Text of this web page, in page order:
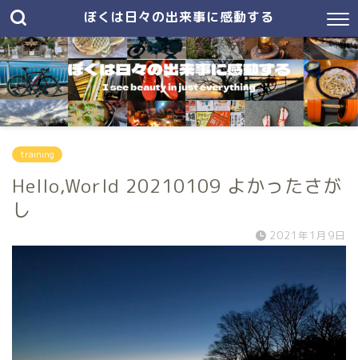
ぼくは日々の出来事に感動する
training
Hello,World 20210109 よかったさが
し
2021年1月9日